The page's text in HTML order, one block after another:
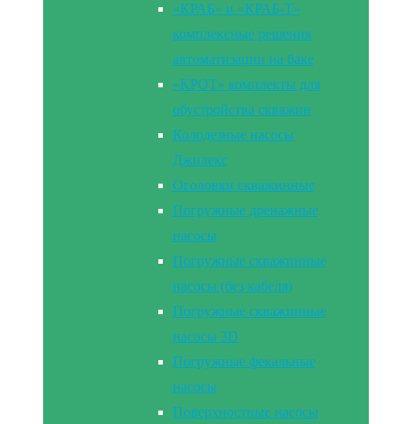
«КРАБ» и «КРАБ-Т»
комплексные решения
автоматизации на баке
«КРОТ» комплекты для
обустройства скважин
Колодезные насосы
Джилекс
Оголовки скважинные
Погружные дренажные
насосы
Погружные скважинные
насосы (без кабеля)
Погружные скважинные
насосы 3D
Погружные фекальные
насосы
Поверхностные насосы